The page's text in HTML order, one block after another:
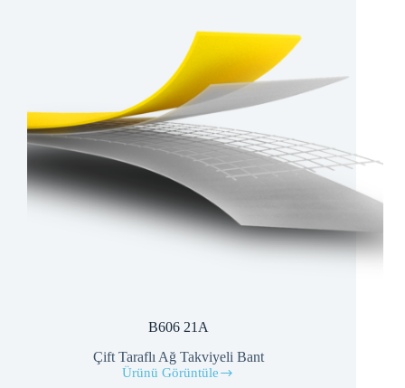
B606 21A
Çift Taraflı Ağ Takviyeli Bant
Ürünü Görüntüle
B606